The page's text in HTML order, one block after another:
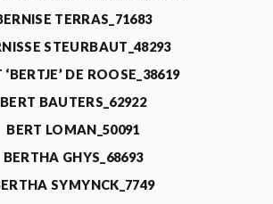
TERRAS_71683
STEURBAUT_48293
‘BERTJE’ DE ROOSE_38619
BERT BAUTERS_62922
BERT LOMAN_50091
BERTHA GHYS_68693
SYMYNCK_7749